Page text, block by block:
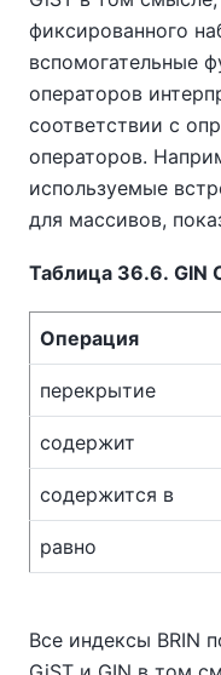
фиксированного
вспомогательные
операторов
соответствии с
операторов.
используемые
для массивов,
Таблица 36.6. GIN
Операция
перекрытие
содержит
содержится в
равно
Все индексы BRIN